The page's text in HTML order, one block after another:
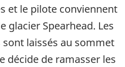
et le pilote conviennent
glacier Spearhead. Les
laissés au sommet
décide de ramasser les